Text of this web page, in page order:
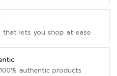
that lets you shop at ease
authentic products